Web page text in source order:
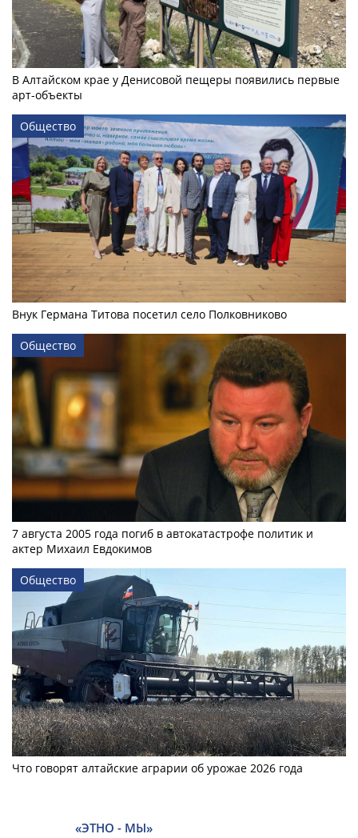
В Алтайском крае у Денисовой пещеры появились первые
арт-объекты
Общество
Внук Германа Титова посетил село Полковниково
Общество
7 августа 2005 года погиб в автокатастрофе политик и
актер Михаил Евдокимов
Общество
Что говорят алтайские аграрии об урожае 2026 года
«ЭТНО - МЫ»